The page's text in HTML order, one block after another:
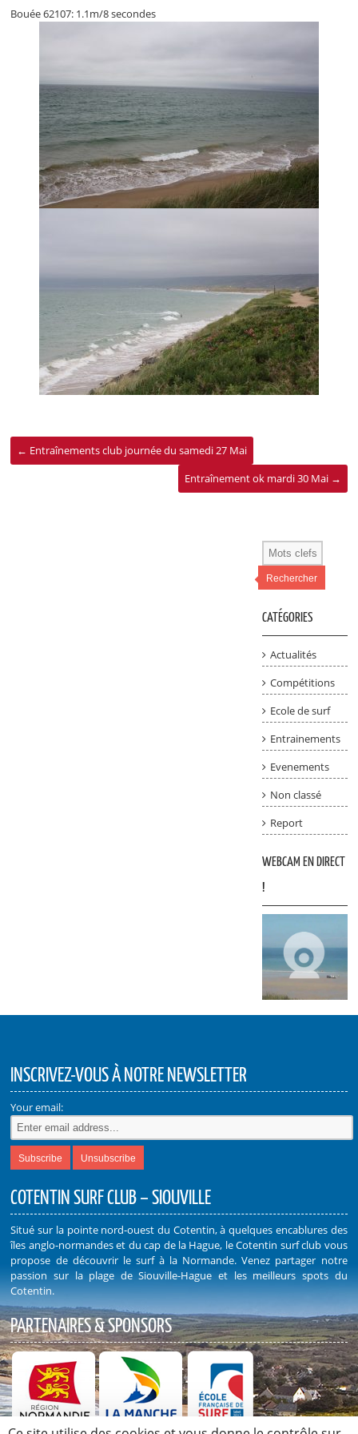
Bouée 62107: 1.1m/8 secondes
← Entraînements club journée du samedi 27 Mai
Entraînement ok mardi 30 Mai →
Rechercher
CATÉGORIES
Actualités
Compétitions
Ecole de surf
Entrainements
Evenements
Non classé
Report
WEBCAM EN DIRECT
!
INSCRIVEZ-VOUS À NOTRE NEWSLETTER
Your email:
COTENTIN SURF CLUB – SIOUVILLE
Situé sur la pointe nord-ouest du Cotentin, à quelques encablures des
îles anglo-normandes et du cap de la Hague, le Cotentin surf club vous
propose de découvrir le surf à la Normande. Venez partager notre
passion sur la plage de Siouville-Hague et les meilleurs spots du
Cotentin.
PARTENAIRES & SPONSORS